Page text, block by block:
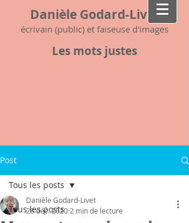
Danièle Godard-Livet
écrivain (public) et faiseuse d'images
Les mots justes
Post
Tous les posts
Tous les posts
Danièle Godard-Livet
28 déc. 2020 2 min de lecture